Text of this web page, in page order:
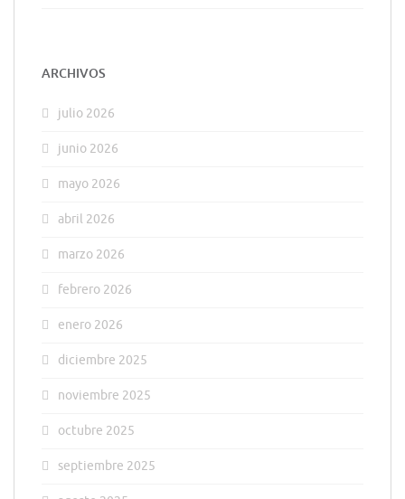
ARCHIVOS
julio 2026
junio 2026
mayo 2026
abril 2026
marzo 2026
febrero 2026
enero 2026
diciembre 2025
noviembre 2025
octubre 2025
septiembre 2025